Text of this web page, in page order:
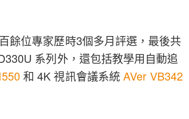
餘位專家歷時3個多月評選，最後共
系列外，還包括教學用自動追
和 4K 視訊會議系統AVer VB342